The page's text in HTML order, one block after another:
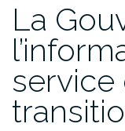
La
service